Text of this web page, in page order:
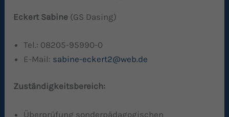
Eckert Sabine (GS Dasing)
Tel.: 08205-95990-0
E-Mail: sabine-eckert2@web.de
Zuständigkeitsbereich:
Überprüfung sonderpädagogischen